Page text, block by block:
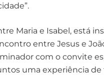
Maria e Isabel, está
entre Jesus e
com o convite
uma experiência de